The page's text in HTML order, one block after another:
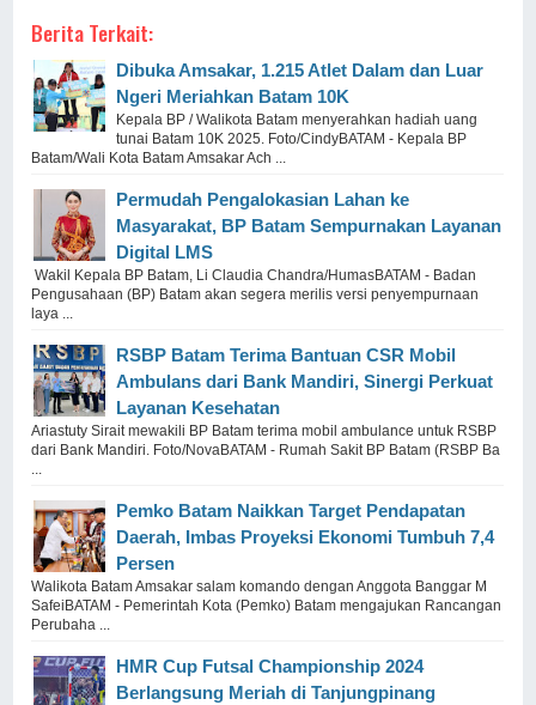
Berita Terkait:
Dibuka Amsakar, 1.215 Atlet Dalam dan Luar
Ngeri Meriahkan Batam 10K
Kepala BP / Walikota Batam menyerahkan hadiah uang
tunai Batam 10K 2025. Foto/CindyBATAM - Kepala BP
Batam/Wali Kota Batam Amsakar Ach ...
Permudah Pengalokasian Lahan ke
Masyarakat, BP Batam Sempurnakan Layanan
Digital LMS
Wakil Kepala BP Batam, Li Claudia Chandra/HumasBATAM - Badan
Pengusahaan (BP) Batam akan segera merilis versi penyempurnaan
laya ...
RSBP Batam Terima Bantuan CSR Mobil
Ambulans dari Bank Mandiri, Sinergi Perkuat
Layanan Kesehatan
Ariastuty Sirait mewakili BP Batam terima mobil ambulance untuk RSBP
dari Bank Mandiri. Foto/NovaBATAM - Rumah Sakit BP Batam (RSBP Ba
Pemko Batam Naikkan Target Pendapatan
Daerah, Imbas Proyeksi Ekonomi Tumbuh 7,4
Persen
Walikota Batam Amsakar salam komando dengan Anggota Banggar M
SafeiBATAM - Pemerintah Kota (Pemko) Batam mengajukan Rancangan
Perubaha ...
HMR Cup Futsal Championship 2024
Berlangsung Meriah di Tanjungpinang